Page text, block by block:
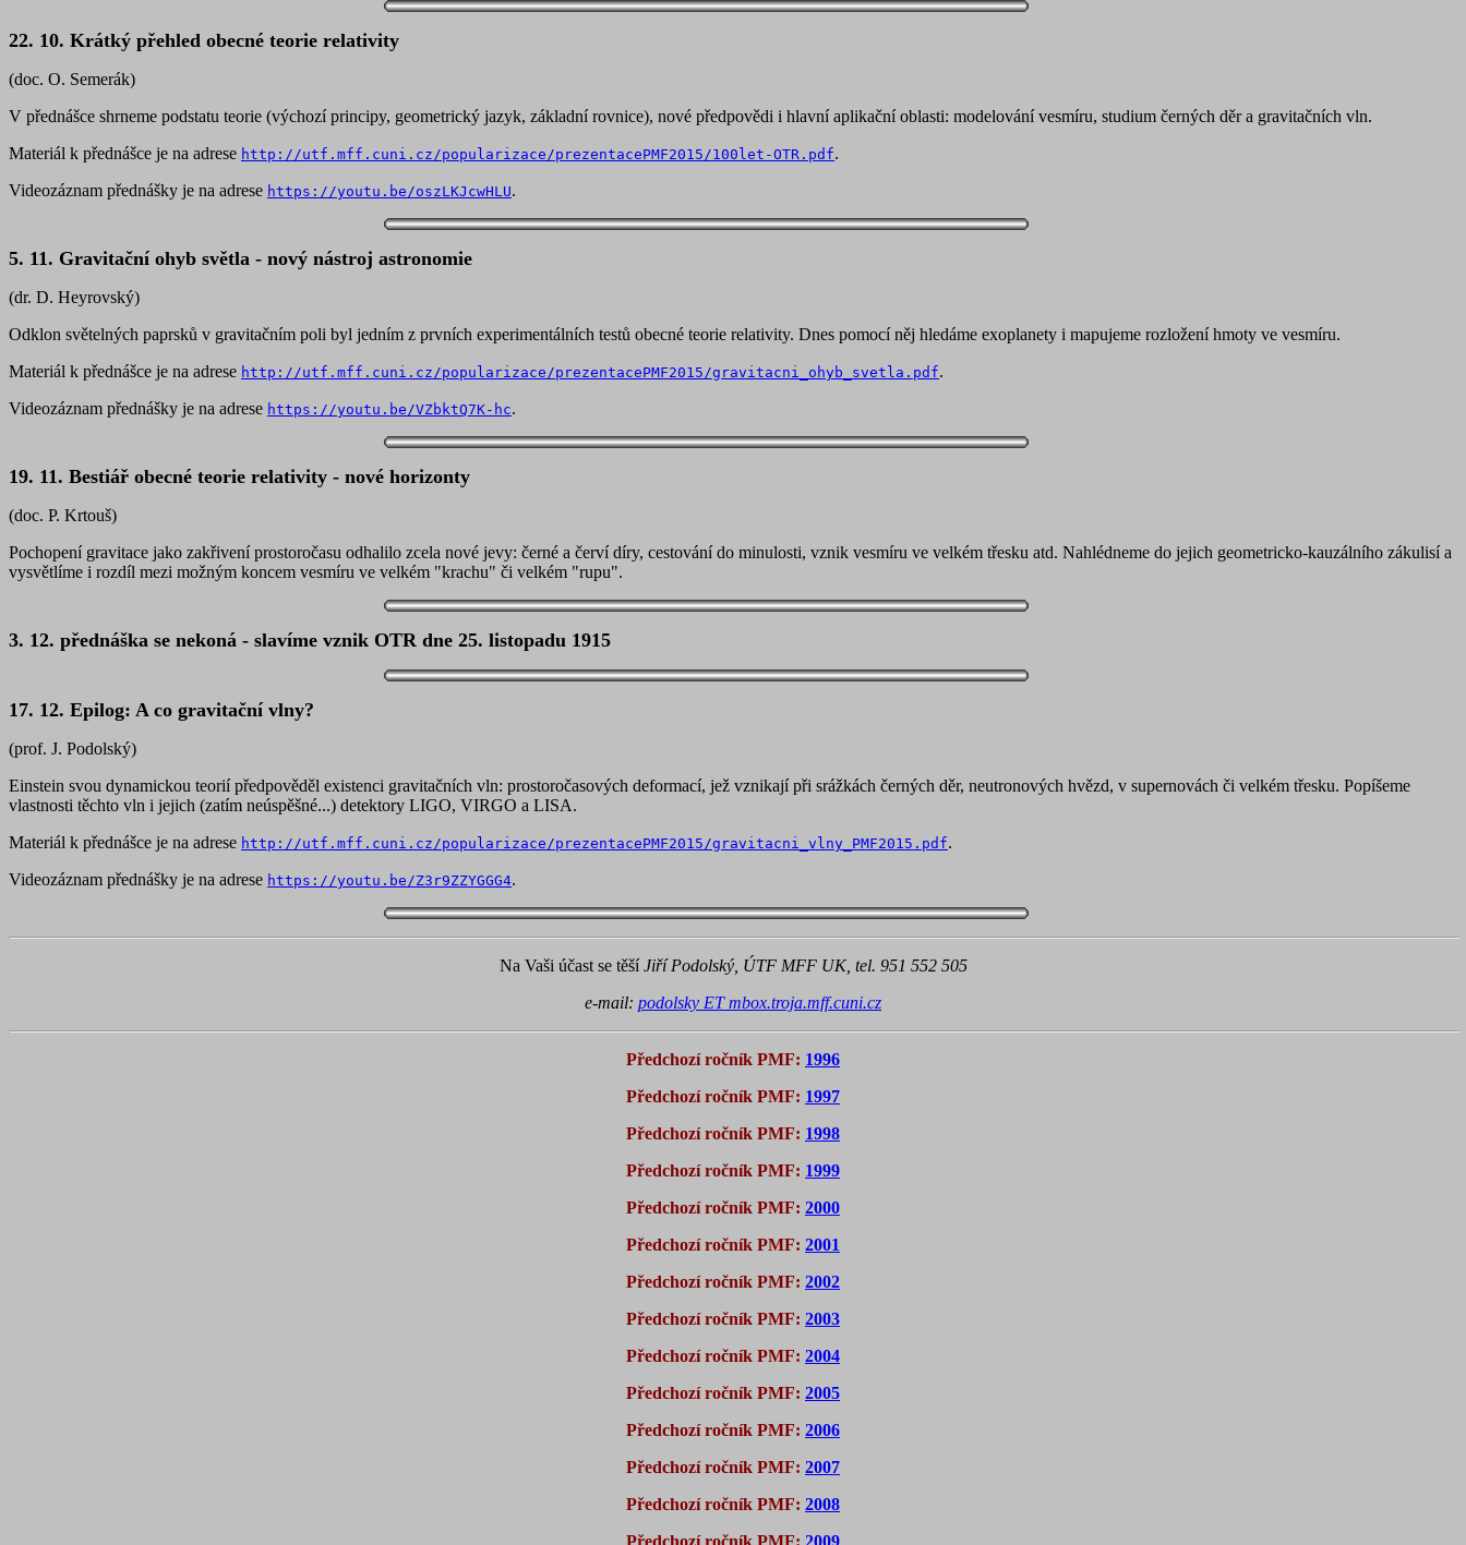
22. 10. Krátký přehled obecné teorie relativity
(doc. O. Semerák)
V přednášce shrneme podstatu teorie (výchozí principy, geometrický jazyk, základní rovnice), nové předpovědi i hlavní aplikační oblasti: modelování vesmíru, studium černých děr a gravitačních vln.
Materiál k přednášce je na adrese http://utf.mff.cuni.cz/popularizace/prezentacePMF2015/100let-OTR.pdf.
Videozáznam přednášky je na adrese https://youtu.be/oszLKJcwHLU.
5. 11. Gravitační ohyb světla - nový nástroj astronomie
(dr. D. Heyrovský)
Odklon světelných paprsků v gravitačním poli byl jedním z prvních experimentálních testů obecné teorie relativity. Dnes pomocí něj hledáme exoplanety i mapujeme rozložení hmoty ve vesmíru.
Materiál k přednášce je na adrese http://utf.mff.cuni.cz/popularizace/prezentacePMF2015/gravitacni_ohyb_svetla.pdf.
Videozáznam přednášky je na adrese https://youtu.be/VZbktQ7K-hc.
19. 11. Bestiář obecné teorie relativity - nové horizonty
(doc. P. Krtouš)
Pochopení gravitace jako zakřivení prostoročasu odhalilo zcela nové jevy: černé a červí díry, cestování do minulosti, vznik vesmíru ve velkém třesku atd. Nahlédneme do jejich geometricko-kauzálního zákulisí a
vysvětlíme i rozdíl mezi možným koncem vesmíru ve velkém "krachu" či velkém "rupu".
3. 12. přednáška se nekoná - slavíme vznik OTR dne 25. listopadu 1915
17. 12. Epilog: A co gravitační vlny?
(prof. J. Podolský)
Einstein svou dynamickou teorií předpověděl existenci gravitačních vln: prostoročasových deformací, jež vznikají při srážkách černých děr, neutronových hvězd, v supernovách či velkém třesku. Popíšeme
vlastnosti těchto vln i jejich (zatím neúspěšné...) detektory LIGO, VIRGO a LISA.
Materiál k přednášce je na adrese http://utf.mff.cuni.cz/popularizace/prezentacePMF2015/gravitacni_vlny_PMF2015.pdf.
Videozáznam přednášky je na adrese https://youtu.be/Z3r9ZZYGGG4.
Na Vaši účast se těšíJiří Podolský, ÚTF MFF UK, tel. 951 552 505
e-mail: podolsky ET mbox.troja.mff.cuni.cz
Předchozí ročník PMF: 1996
Předchozí ročník PMF: 1997
Předchozí ročník PMF: 1998
Předchozí ročník PMF: 1999
Předchozí ročník PMF: 2000
Předchozí ročník PMF: 2001
Předchozí ročník PMF: 2002
Předchozí ročník PMF: 2003
Předchozí ročník PMF: 2004
Předchozí ročník PMF: 2005
Předchozí ročník PMF: 2006
Předchozí ročník PMF: 2007
Předchozí ročník PMF: 2008
Předchozí ročník PMF: 2009